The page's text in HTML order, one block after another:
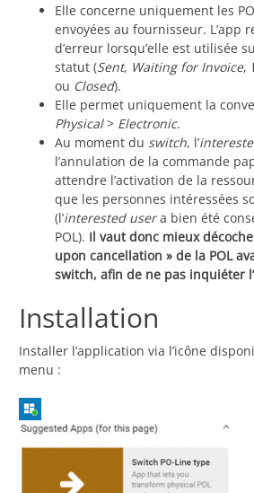
Elle concerne uniquement les
envoyées au fournisseur. L’app
d’erreur lorsqu’elle est utilisée
statut (Sent, Waiting for Invoice,
ou Closed).
Elle permet uniquement la
Physical> Electronic.
Au moment du switch, l’
l’annulation de la commande
attendre l’activation de la
que les personnes intéressées
(l’interested usera bien été
POL). Il vaut donc mieux
upon cancellation » de la POL
switch, afin de ne pas inquiéter
Installation
Installer l’application via l’icône
menu :